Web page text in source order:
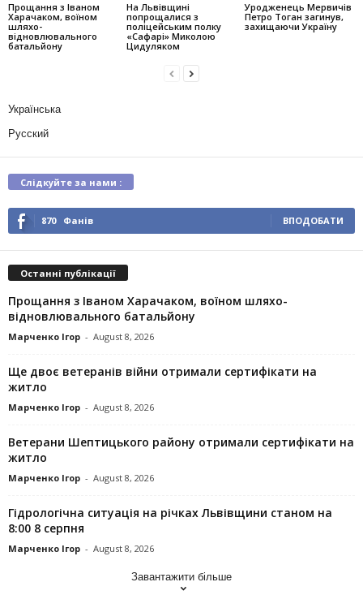
Прощання з Іваном
Харачаком, воїном
шляхо-
відновлювального
батальйону
На Львівщині
попрощалися з
поліцейським полку
«Сафарі» Миколою
Цидуляком
Уродженець Мервичів
Петро Тоган загинув,
захищаючи Україну
Українська
Русский
Слідкуйте за нами :
870 Фанів ВПОДОБАТИ
Останні публікації
Прощання з Іваном Харачаком, воїном шляхо-
відновлювального батальйону
Марченко Ігор - August 8, 2026
Ще двоє ветеранів війни отримали сертифікати на
житло
Марченко Ігор - August 8, 2026
Ветерани Шептицького району отримали сертифікати на
житло
Марченко Ігор - August 8, 2026
Гідрологічна ситуація на річках Львівщини станом на
8:00 8 серпня
Марченко Ігор - August 8, 2026
Завантажити більше